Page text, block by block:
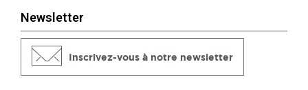
Newsletter
Inscrivez-vous à notre newsletter